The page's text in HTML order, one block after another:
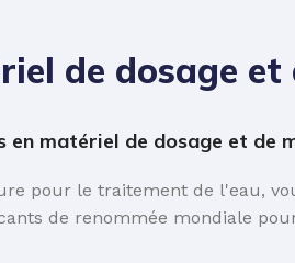
de dosage
en matériel de dosage et de
pour le traitement de l'eau,
de renommée mondiale